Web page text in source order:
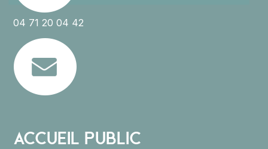
04 71 20 04 42
ACCUEIL PUBLIC